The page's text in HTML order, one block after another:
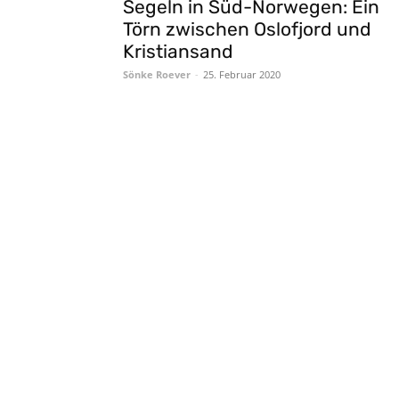
Segeln in Süd-Norwegen: Ein
Törn zwischen Oslofjord und
Kristiansand
Sönke Roever - 25. Februar 2020